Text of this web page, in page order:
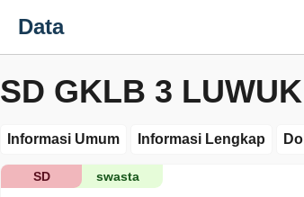
Data
SD GKLB 3 LUWUK
Informasi Umum Informasi Lengkap
swasta
SD